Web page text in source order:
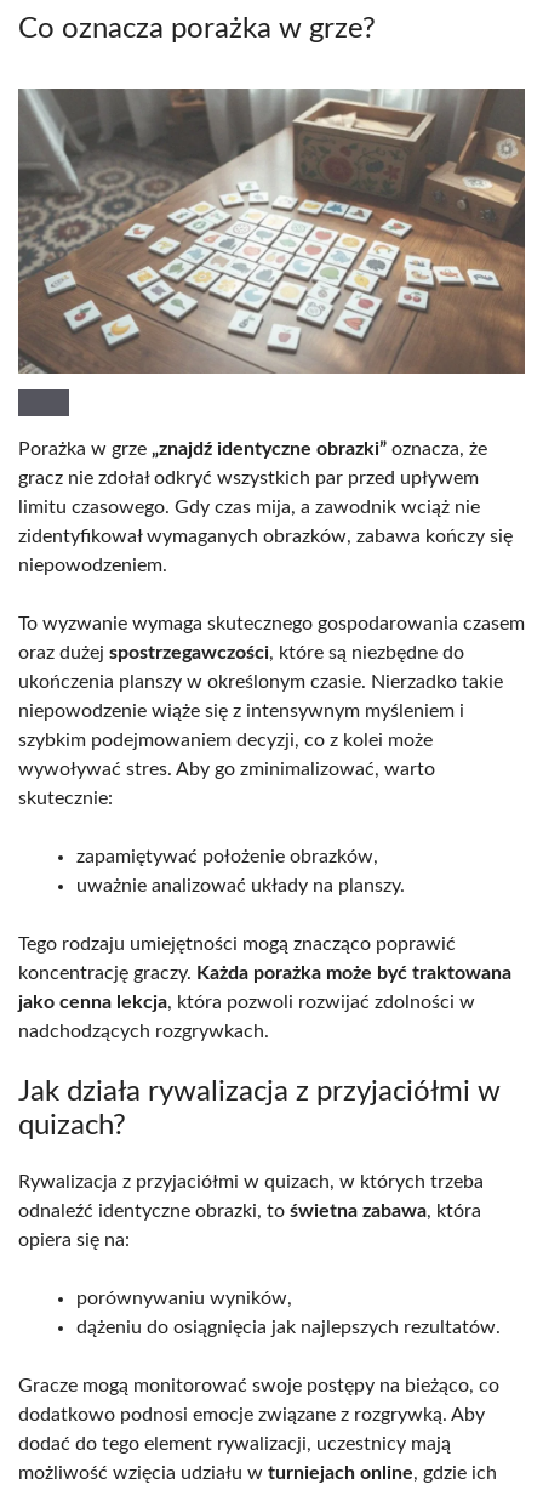
Co oznacza porażka w grze?
Porażka w grze „znajdź identyczne obrazki” oznacza, że
gracz nie zdołał odkryć wszystkich par przed upływem
limitu czasowego. Gdy czas mija, a zawodnik wciąż nie
zidentyfikował wymaganych obrazków, zabawa kończy się
niepowodzeniem.
To wyzwanie wymaga skutecznego gospodarowania czasem
oraz dużej spostrzegawczości, które są niezbędne do
ukończenia planszy w określonym czasie. Nierzadko takie
niepowodzenie wiąże się z intensywnym myśleniem i
szybkim podejmowaniem decyzji, co z kolei może
wywoływać stres. Aby go zminimalizować, warto
skutecznie:
zapamiętywać położenie obrazków,
uważnie analizować układy na planszy.
Tego rodzaju umiejętności mogą znacząco poprawić
koncentrację graczy. Każda porażka może być traktowana
jako cenna lekcja, która pozwoli rozwijać zdolności w
nadchodzących rozgrywkach.
Jak działa rywalizacja z przyjaciółmi w
quizach?
Rywalizacja z przyjaciółmi w quizach, w których trzeba
odnaleźć identyczne obrazki, to świetna zabawa, która
opiera się na:
porównywaniu wyników,
dążeniu do osiągnięcia jak najlepszych rezultatów.
Gracze mogą monitorować swoje postępy na bieżąco, co
dodatkowo podnosi emocje związane z rozgrywką. Aby
dodać do tego element rywalizacji, uczestnicy mają
możliwość wzięcia udziału w turniejach online, gdzie ich